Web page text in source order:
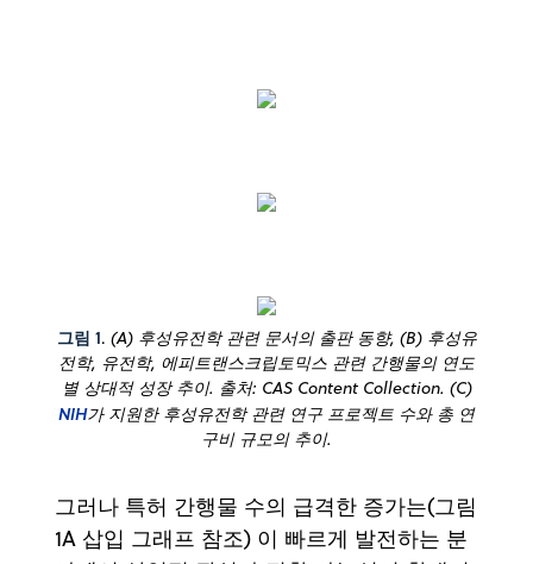
그림 1. (A) 후성유전학 관련 문서의 출판 동향, (B) 후성유
전학, 유전학, 에피트랜스크립토믹스 관련 간행물의 연도
별 상대적 성장 추이. 출처: CAS Content Collection. (C)
NIH가 지원한 후성유전학 관련 연구 프로젝트 수와 총 연
구비 규모의 추이.
그러나 특허 간행물 수의 급격한 증가는(그림
1A 삽입 그래프 참조) 이 빠르게 발전하는 분